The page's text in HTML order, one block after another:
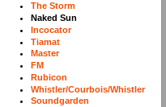
The Storm
Naked Sun
Incocator
Tiamat
Master
FM
Rubicon
Whistler/Courbois/Whistler
Soundgarden